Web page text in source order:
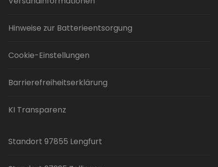
Hinweise zur Batterieentsorgung
Cookie-Einstellungen
Barrierefreiheitserklärung
KI Transparenz
Standort 97855 Lengfurt